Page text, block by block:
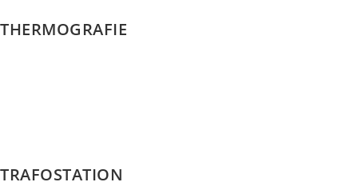
THERMOGRAFIE
TRAFOSTATION